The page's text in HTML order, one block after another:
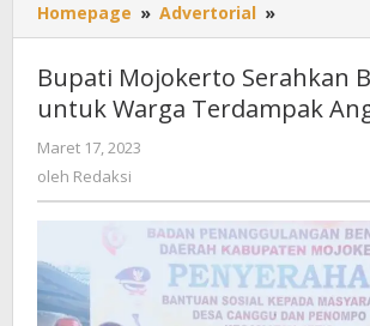
Homepage » Advertorial »
Mojokerto
Serahkan
Bantuan
untuk
Bupati Mojokerto Serahkan
untuk Warga Terdampak
Maret 17, 2023
oleh Redaksi